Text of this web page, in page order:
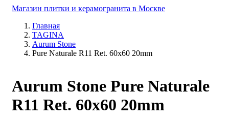
Магазин плитки и керамогранита в Москве
Главная
TAGINA
Aurum Stone
Pure Naturale R11 Ret. 60x60 20mm
Aurum Stone Pure Naturale
R11 Ret. 60x60 20mm